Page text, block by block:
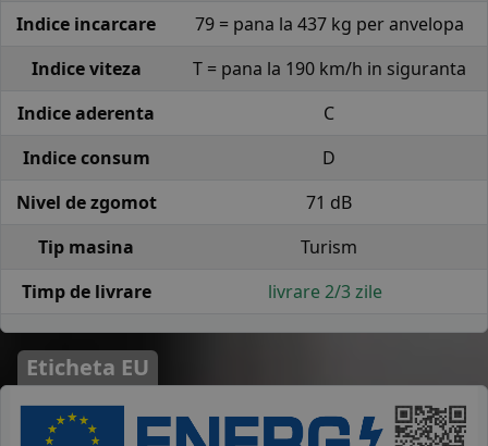
Indice incarcare
79 = pana la 437 kg per anvelopa
Indice viteza
T = pana la 190 km/h in siguranta
Indice aderenta
C
Indice consum
D
Nivel de zgomot
71 dB
Tip masina
Turism
Timp de livrare
livrare 2/3 zile
Eticheta EU